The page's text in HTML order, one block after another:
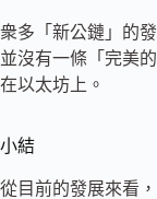
衆多「新公鏈」的
並沒有一條「完美
在以太坊上。
小結
從目前的發展來看